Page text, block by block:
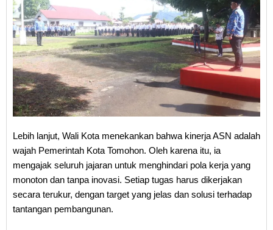
Lebih lanjut, Wali Kota menekankan bahwa kinerja ASN adalah
wajah Pemerintah Kota Tomohon. Oleh karena itu, ia
mengajak seluruh jajaran untuk menghindari pola kerja yang
monoton dan tanpa inovasi. Setiap tugas harus dikerjakan
secara terukur, dengan target yang jelas dan solusi terhadap
tantangan pembangunan.